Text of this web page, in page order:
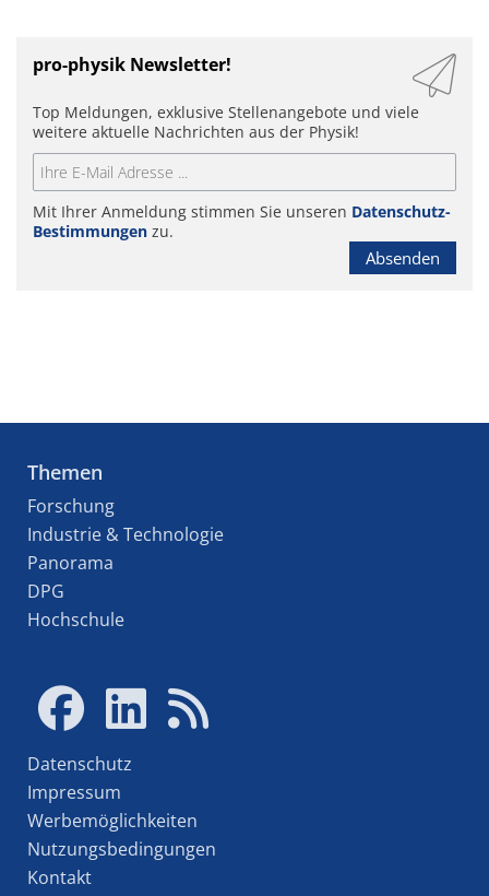
pro-physik Newsletter!
Top Meldungen, exklusive Stellenangebote und viele
weitere aktuelle Nachrichten aus der Physik!
Mit Ihrer Anmeldung stimmen Sie unseren Datenschutz-
Bestimmungen zu.
Absenden
Themen
Forschung
Industrie & Technologie
Panorama
DPG
Hochschule
Datenschutz
Impressum
Werbemöglichkeiten
Nutzungsbedingungen
Kontakt